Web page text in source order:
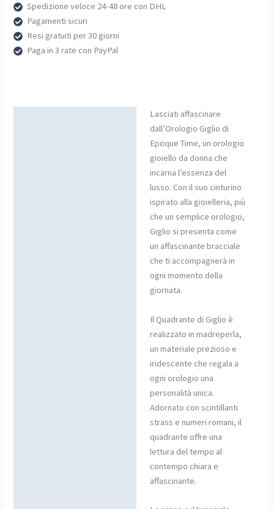
Spedizione veloce 24-48 ore con DHL
Pagamenti sicuri
Resi gratuiti per 30 giorni
Paga in 3 rate con PayPal
Lasciati affascinare
dall’Orologio Giglio di
Epoque Time, un orologio
gioiello da donna che
incarna l’essenza del
lusso. Con il suo cinturino
ispirato alla gioielleria, più
che un semplice orologio,
Giglio si presenta come
un affascinante bracciale
che ti accompagnerà in
ogni momento della
giornata.
Il Quadrante di Giglio è
realizzato in madreperla,
un materiale prezioso e
iridescente che regala a
ogni orologio una
personalità unica.
Adornato con scintillanti
strass e numeri romani, il
quadrante offre una
lettura del tempo al
contempo chiara e
affascinante.